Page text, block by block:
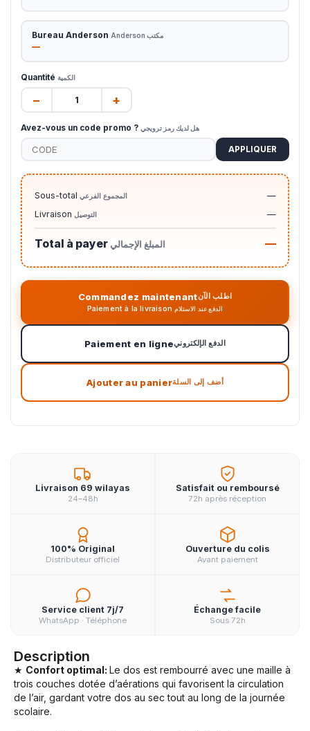
Bureau Anderson مكتب Anderson
—
Quantité الكمية
− +
Avez-vous un code promo ? هل لديك رمز ترويجي
APPLIQUER
Sous-total المجموع الفرعي
—
Livraison التوصيل —
Total à payer المبلغ الإجمالي —
Commandez maintenantاطلب الآن
Paiement à la livraisonالدفع عند الاستلام
Paiement en ligneالدفع الإلكتروني
Ajouter au panierأضف إلى السلة
Livraison 69 wilayas
24–48h
Satisfait ou remboursé
72h après réception
100% Original
Distributeur officiel
Ouverture du colis
Avant paiement
Service client 7j/7
WhatsApp · Téléphone
Échange facile
Sous 72h
Description
★ Confort optimal: Le dos est rembourré avec une maille à
trois couches dotée d’aérations qui favorisent la circulation
de l’air, gardant votre dos au sec tout au long de la journée
scolaire.